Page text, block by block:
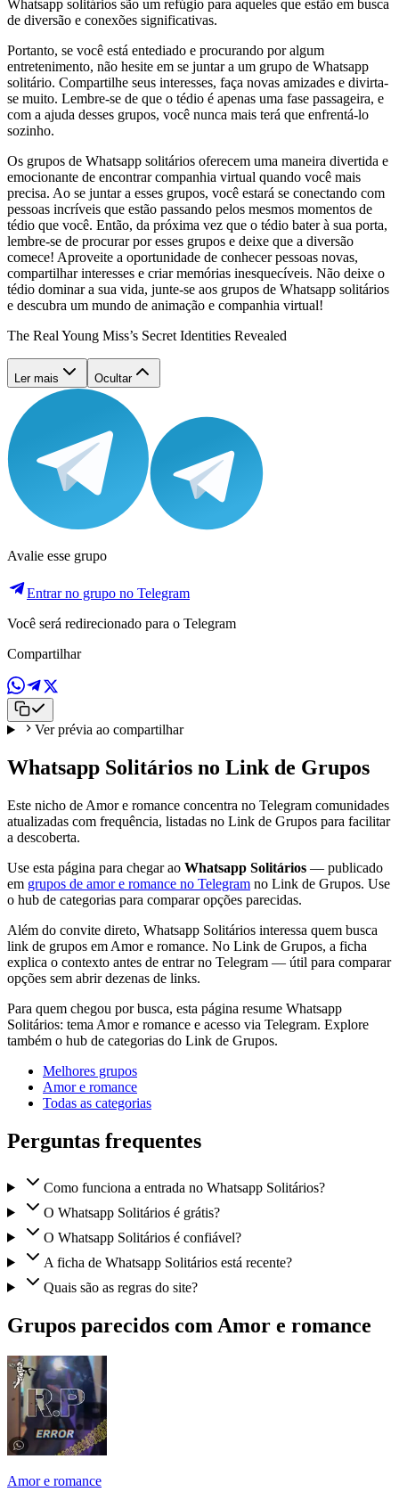
Whatsapp solitários são um refúgio para aqueles que estão em busca
de diversão e conexões significativas.
Portanto, se você está entediado e procurando por algum
entretenimento, não hesite em se juntar a um grupo de Whatsapp
solitário. Compartilhe seus interesses, faça novas amizades e divirta-
se muito. Lembre-se de que o tédio é apenas uma fase passageira, e
com a ajuda desses grupos, você nunca mais terá que enfrentá-lo
sozinho.
Os grupos de Whatsapp solitários oferecem uma maneira divertida e
emocionante de encontrar companhia virtual quando você mais
precisa. Ao se juntar a esses grupos, você estará se conectando com
pessoas incríveis que estão passando pelos mesmos momentos de
tédio que você. Então, da próxima vez que o tédio bater à sua porta,
lembre-se de procurar por esses grupos e deixe que a diversão
comece! Aproveite a oportunidade de conhecer pessoas novas,
compartilhar interesses e criar memórias inesquecíveis. Não deixe o
tédio dominar a sua vida, junte-se aos grupos de Whatsapp solitários
e descubra um mundo de animação e companhia virtual!
The Real Young Miss’s Secret Identities Revealed
Ler mais Ocultar
Avalie esse grupo
Entrar no grupo no Telegram
Você será redirecionado para o Telegram
Compartilhar
Ver prévia ao compartilhar
Whatsapp Solitários no Link de Grupos
Este nicho de Amor e romance concentra no Telegram comunidades
atualizadas com frequência, listadas no Link de Grupos para facilitar
a descoberta.
Use esta página para chegar ao Whatsapp Solitários — publicado
em grupos de amor e romance no Telegram no Link de Grupos. Use
o hub de categorias para comparar opções parecidas.
Além do convite direto, Whatsapp Solitários interessa quem busca
link de grupos em Amor e romance. No Link de Grupos, a ficha
explica o contexto antes de entrar no Telegram — útil para comparar
opções sem abrir dezenas de links.
Para quem chegou por busca, esta página resume Whatsapp
Solitários: tema Amor e romance e acesso via Telegram. Explore
também o hub de categorias do Link de Grupos.
Melhores grupos
Amor e romance
Todas as categorias
Perguntas frequentes
Como funciona a entrada no Whatsapp Solitários?
O Whatsapp Solitários é grátis?
O Whatsapp Solitários é confiável?
A ficha de Whatsapp Solitários está recente?
Quais são as regras do site?
Grupos parecidos com Amor e romance
Amor e romance